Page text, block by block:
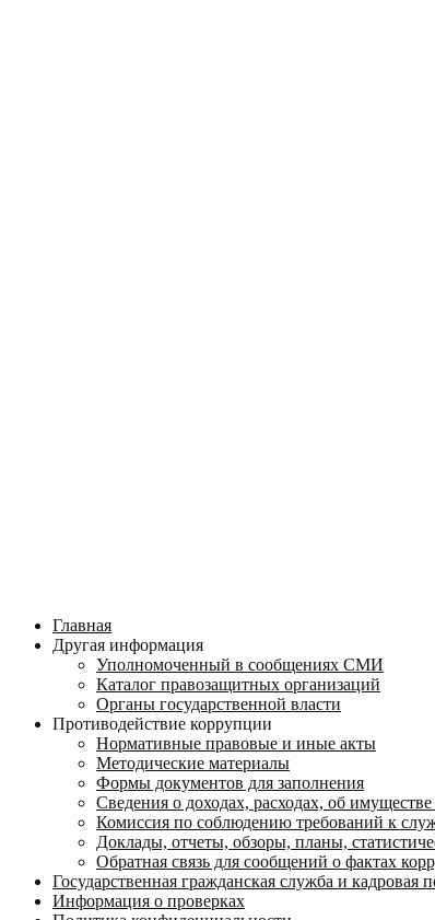
Главная
Другая информация
Уполномоченный в сообщениях СМИ
Каталог правозащитных организаций
Органы государственной власти
Противодействие коррупции
Нормативные правовые и иные акты
Методические материалы
Формы документов для заполнения
Сведения о доходах, расходах, об
Комиссия по соблюдению требований к
Доклады, отчеты, обзоры, планы,
Обратная связь для сообщений о фактах
Государственная гражданская служба и кадровая
Информация о проверках